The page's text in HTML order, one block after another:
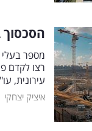
הסכסוך בין
מספר בעלי
רצו לקדם
עירונית,
איציק יצחקי